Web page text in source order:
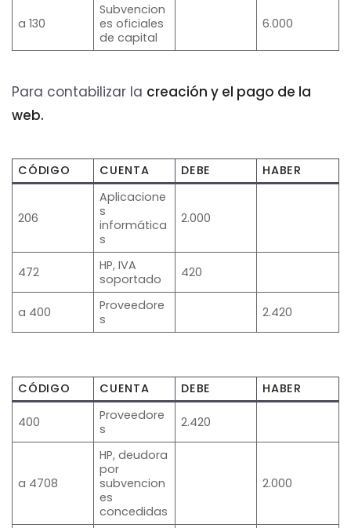
a 130
Subvencion
es oficiales
de capital
6.000
Para contabilizar la creación y el pago de la
web.
CÓDIGO CUENTA DEBE HABER
206
Aplicacione
s
informática
s
2.000
472
HP, IVA
soportado
420
a 400
Proveedore
s
2.420
CÓDIGO CUENTA DEBE HABER
400
Proveedore
s
2.420
a 4708
HP, deudora
por
subvencion
es
concedidas
2.000